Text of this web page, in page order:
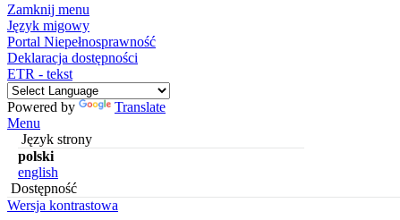
Zamknij menu
Język migowy
Portal Niepełnosprawność
Deklaracja dostępności
ETR - tekst
Powered by
Translate
Menu
Język strony
polski
english
Dostępność
Wersja kontrastowa